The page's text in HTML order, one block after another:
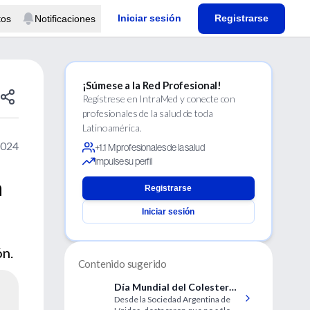
Notificaciones Iniciar sesión Registrarse
¡Súmese a la Red Profesional!
Regístrese en IntraMed y conecte con
profesionales de la salud de toda
Latinoamérica.
+1.1 M profesionales de la salud
Impulse su perfil
Registrarse
Iniciar sesión
Contenido sugerido
Día Mundial del Colesterol:
resaltan la importancia de
Desde la Sociedad Argentina de